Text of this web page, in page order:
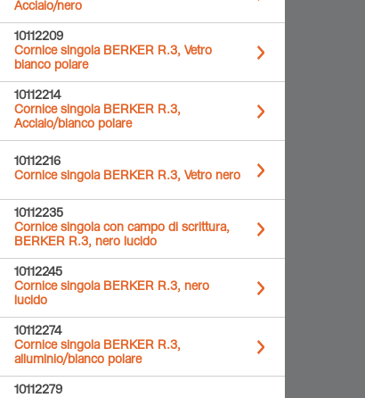
Acciaio/nero
10112209
Cornice singola BERKER R.3, Vetro
bianco polare
10112214
Cornice singola BERKER R.3,
Acciaio/bianco polare
10112216
Cornice singola BERKER R.3, Vetro nero
10112235
Cornice singola con campo di scrittura,
BERKER R.3, nero lucido
10112245
Cornice singola BERKER R.3, nero
lucido
10112274
Cornice singola BERKER R.3,
alluminio/bianco polare
10112279